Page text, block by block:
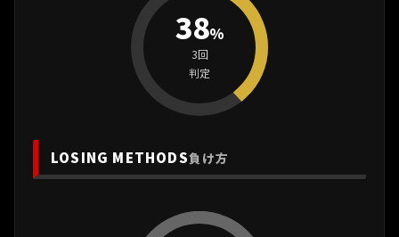
38%
3回
判定
LOSING METHODS負け方